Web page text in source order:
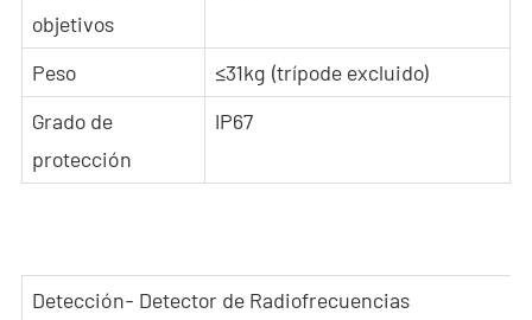
objetivos
Peso
≤31kg (trípode excluido)
Grado de
protección
IP67
Detección- Detector de Radiofrecuencias